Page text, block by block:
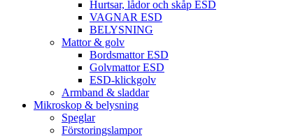
Hurtsar, lådor och skåp ESD
VAGNAR ESD
BELYSNING
Mattor & golv
Bordsmattor ESD
Golvmattor ESD
ESD-klickgolv
Armband & sladdar
Mikroskop & belysning
Speglar
Förstoringslampor